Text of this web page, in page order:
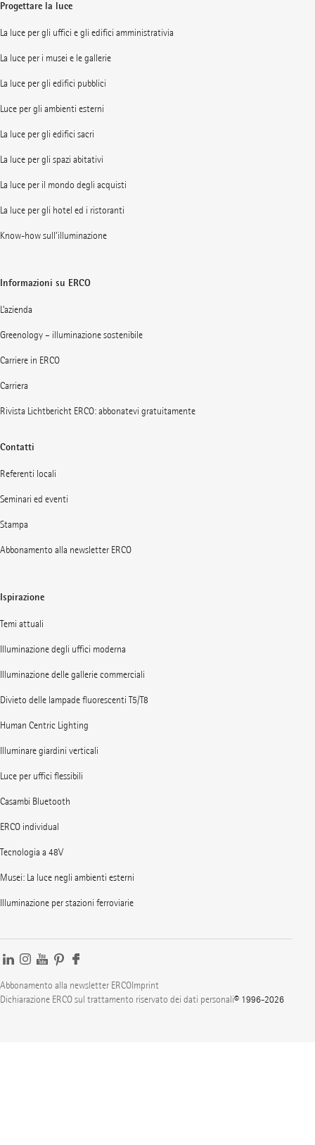
Progettare la luce
La luce per gli uffici e gli edifici amministrativia
La luce per i musei e le gallerie
La luce per gli edifici pubblici
Luce per gli ambienti esterni
La luce per gli edifici sacri
La luce per gli spazi abitativi
La luce per il mondo degli acquisti
La luce per gli hotel ed i ristoranti
Know-how sull’illuminazione
Informazioni su ERCO
L’azienda
Greenology – illuminazione sostenibile
Carriere in ERCO
Carriera
Rivista Lichtbericht ERCO: abbonatevi gratuitamente
Contatti
Referenti locali
Seminari ed eventi
Stampa
Abbonamento alla newsletter ERCO
Ispirazione
Temi attuali
Illuminazione degli uffici moderna
Illuminazione delle gallerie commerciali
Divieto delle lampade fluorescenti T5/T8
Human Centric Lighting
Illuminare giardini verticali
Luce per uffici flessibili
Casambi Bluetooth
ERCO individual
Tecnologia a 48V
Musei: La luce negli ambienti esterni
Illuminazione per stazioni ferroviarie
Abbonamento alla newsletter ERCOImprint
Dichiarazione ERCO sul trattamento riservato dei dati personali© 1996-2026